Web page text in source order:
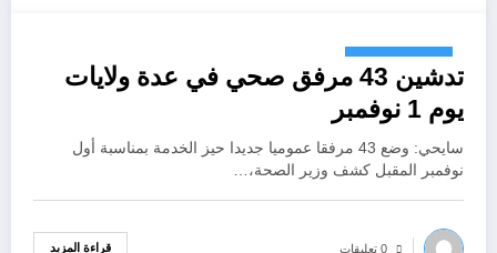
تدشين 43 مرفق صحي في عدة ولايات
يوم 1 نوفمبر
سايحي: وضع 43 مرفقا عموميا جديدا حيز الخدمة بمناسبة أول
نوفمبر المقبل كشف وزير الصحة،…
0 تعليقات قراءة المزيد